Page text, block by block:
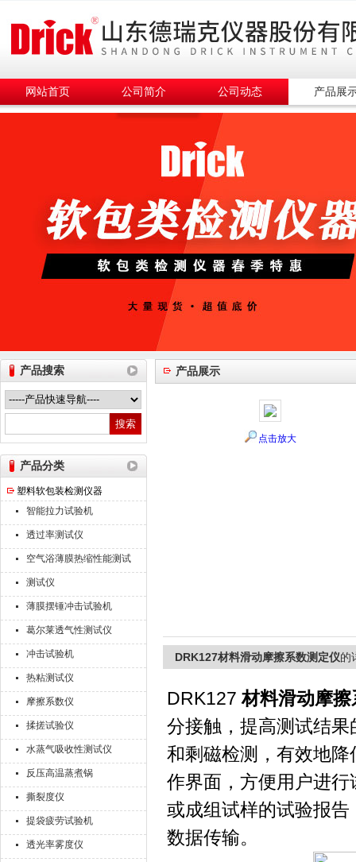
山东德瑞克仪器股份有限公司
网站首页 公司简介 公司动态 产品展
产品搜索
产品分类
塑料软包装检测仪器
智能拉力试验机
透过率测试仪
空气浴薄膜热缩性能测试
仪
测试仪
薄膜摆锤冲击试验机
葛尔莱透气性测试仪
冲击试验机
热粘测试仪
摩擦系数仪
揉搓试验仪
水蒸气吸收性测试仪
反压高温蒸煮锅
撕裂度仪
提袋疲劳试验机
透光率雾度仪
产品展示
点击放大
DRK127材料滑动摩擦系数测定仪的
DRK127材料滑动摩
分接触，提高测试结
和剩磁检测，有效地
作界面，方便用户进
或成组试样的试验报
数据传输。